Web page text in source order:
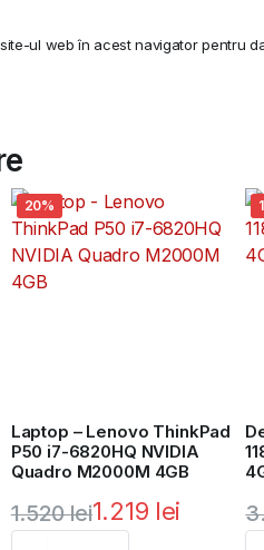
ul web în acest navigator pentru
20%
Laptop – Lenovo ThinkPad
P50 i7-6820HQ NVIDIA
Quadro M2000M 4GB
1.520lei1.219 lei